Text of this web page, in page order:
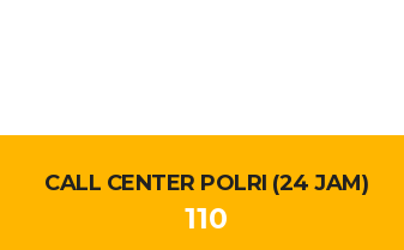
CALL CENTER POLRI (24 JAM)
110